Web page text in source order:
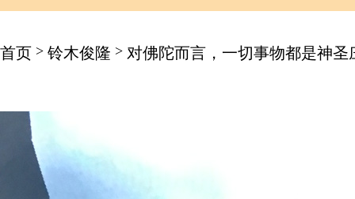
首页 > 铃木俊隆 > 对佛陀而言，一切事物都是神圣